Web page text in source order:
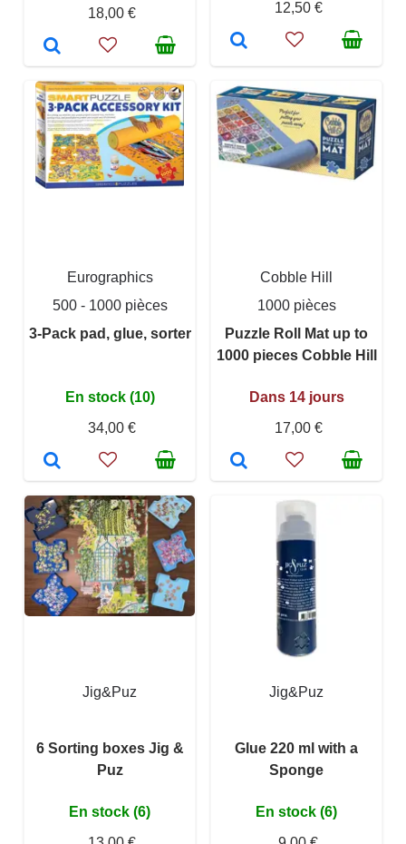
18,00 € 12,50 €
Eurographics
500 - 1000 pièces
3-Pack pad, glue, sorter
En stock (10)
34,00 €
Cobble Hill
1000 pièces
Puzzle Roll Mat up to
1000 pieces Cobble Hill
Dans 14 jours
17,00 €
Jig&Puz
6 Sorting boxes Jig &
Puz
En stock (6)
Jig&Puz
Glue 220 ml with a
Sponge
En stock (6)